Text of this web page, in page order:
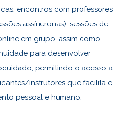
encontros com professores
assíncronas), sessões de
em grupo, assim como
para desenvolver
permitindo o acesso a
instrutores que facilita e
pessoal e humano.